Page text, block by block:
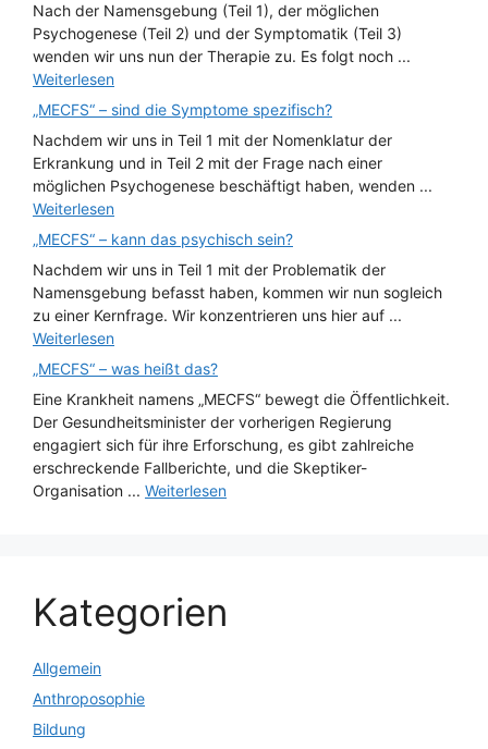
Nach der Namensgebung (Teil 1), der möglichen
Psychogenese (Teil 2) und der Symptomatik (Teil 3)
wenden wir uns nun der Therapie zu. Es folgt noch ...
Weiterlesen
„MECFS“ – sind die Symptome spezifisch?
Nachdem wir uns in Teil 1 mit der Nomenklatur der
Erkrankung und in Teil 2 mit der Frage nach einer
möglichen Psychogenese beschäftigt haben, wenden ...
Weiterlesen
„MECFS“ – kann das psychisch sein?
Nachdem wir uns in Teil 1 mit der Problematik der
Namensgebung befasst haben, kommen wir nun sogleich
zu einer Kernfrage. Wir konzentrieren uns hier auf ...
Weiterlesen
„MECFS“ – was heißt das?
Eine Krankheit namens „MECFS“ bewegt die Öffentlichkeit.
Der Gesundheitsminister der vorherigen Regierung
engagiert sich für ihre Erforschung, es gibt zahlreiche
erschreckende Fallberichte, und die Skeptiker-
Organisation ... Weiterlesen
Kategorien
Allgemein
Anthroposophie
Bildung